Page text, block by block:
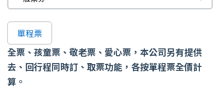
標
單程票
全票、孩童票、敬老票、愛心票，本公司另有提供
去、回行程同時訂、取票功能，各按單程票全價計
算。